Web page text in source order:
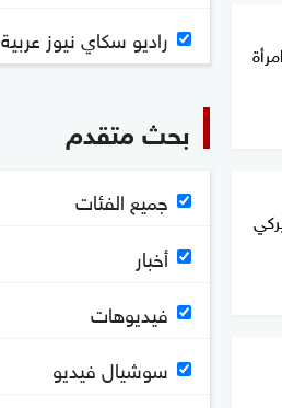
راديو سكاي نيوز عربية
بحث متقدم
جميع الفئات
أخبار
فيديوهات
سوشيال فيديو